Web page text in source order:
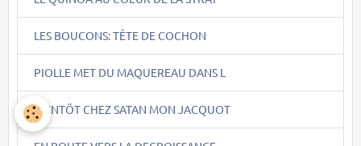
LES BOUCONS: TÊTE DE COCHON
PIOLLE MET DU MAQUEREAU DANS L
BIENTÖT CHEZ SATAN MON JACQUOT